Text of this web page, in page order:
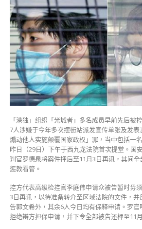
者
案】
涉
串
谋
煽
动
颠
覆
国
家
政
权
7
成
员
不
保
释〉
中
「港独」组织「光城者」多名成员早前先后被
7人涉嫌于今年多次摆街站派发宣传单张及发
煽动他人实施颠覆国家政权」罪，当中包括一
昨日（29日）下午于西九龙法院首次提堂。国
判官罗德泉将案件押后至11月3日再讯，其间
惩教看管。
控方代表高级检控官李庭伟申请众被告暂时毋
3日再讯，以待准备转介至区域法院的文件，
告郭文希外，其余6人今日均有保释申请。罗官
拒绝辩方担保申请，并下令全部被告还柙至11